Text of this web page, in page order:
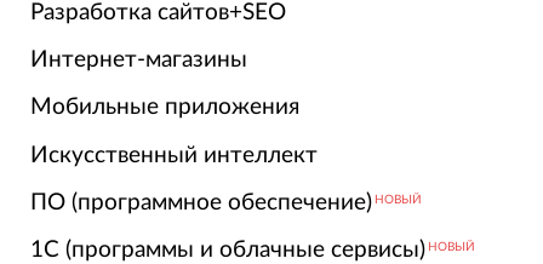
Разработка сайтов+SEO
Интернет-магазины
Мобильные приложения
Искусственный интеллект
ПО (программное обеспечение) НОВЫЙ
1С (программы и облачные сервисы) НОВЫЙ